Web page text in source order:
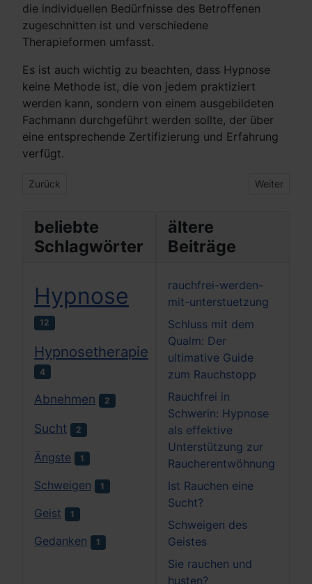
die individuellen Bedürfnisse des Betroffenen
zugeschnitten ist und verschiedene
Therapieformen umfasst.
Es ist auch wichtig zu beachten, dass Hypnose
keine Methode ist, die von jedem praktiziert
werden kann, sondern von einem ausgebildeten
Fachmann durchgeführt werden sollte, der über
eine entsprechende Zertifizierung und Erfahrung
verfügt.
Vorheriger Beitrag: Flugangst
Zurück Nächster
Weiter
beliebte
Schlagwörter
Hypnose
12
Hypnosetherapie
4
Abnehmen 2
Sucht 2
Ängste 1
Schweigen 1
Geist 1
Gedanken 1
ältere
Beiträge
rauchfrei-werden-
mit-unterstuetzung
Schluss mit dem
Qualm: Der
ultimative Guide
zum Rauchstopp
Rauchfrei in
Schwerin: Hypnose
als effektive
Unterstützung zur
Raucherentwöhnung
Ist Rauchen eine
Sucht?
Schweigen des
Geistes
Sie rauchen und
husten?